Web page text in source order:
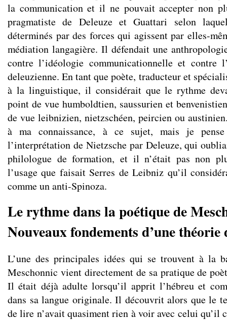
la communication et il ne pouvait accepter non
pragmatiste de Deleuze et Guattari selon
déterminés par des forces qui agissent par elles-
médiation langagière. Il défendait une
contre l’idéologie communicationnelle et contre
deleuzienne. En tant que poète, traducteur et
à la linguistique, il considérait que le rythme
point de vue humboldtien, saussurien et
de vue leibnizien, nietzschéen, peircien ou
à ma connaissance, à ce sujet, mais je
l’interprétation de Nietzsche par Deleuze, qui
philologue de formation, et il n’était pas non
l’usage que faisait Serres de Leibniz qu’il
comme un anti-Spinoza.
Le rythme dans la poétique de
Nouveaux fondements d’une
L’une des principales idées qui se trouvent à la
Meschonnic vient directement de sa pratique de
Il était déjà adulte lorsqu’il apprit l’hébreu et
dans sa langue originale. Il découvrit alors que le
de lire n’avait quasiment rien à voir avec celui qu’il